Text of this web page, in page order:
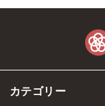
カテゴリー